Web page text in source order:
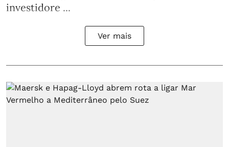
investidore ...
Ver mais